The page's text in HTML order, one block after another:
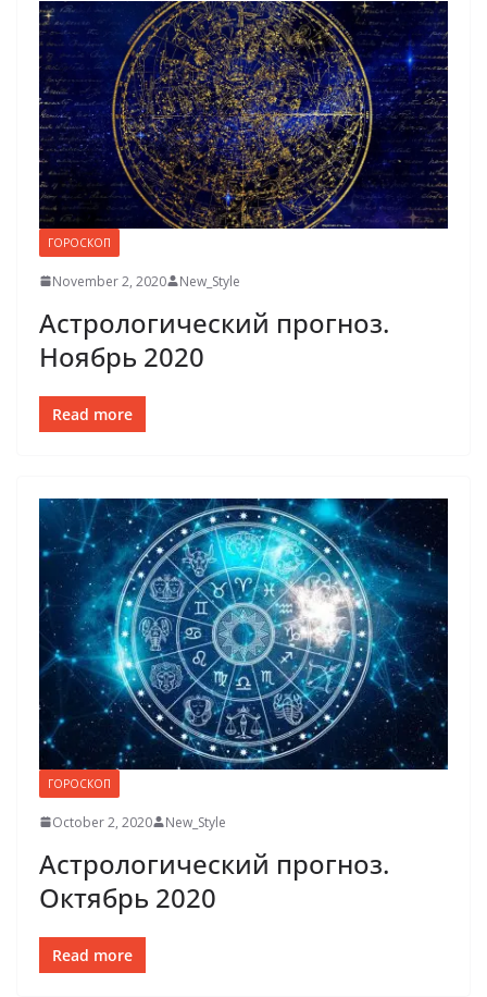
ГОРОСКОП
November 2, 2020 New_Style
Астрологический прогноз.
Ноябрь 2020
Read more
ГОРОСКОП
October 2, 2020 New_Style
Астрологический прогноз.
Октябрь 2020
Read more